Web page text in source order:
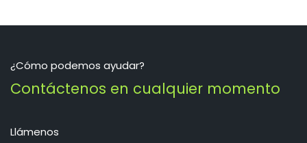
¿Cómo podemos ayudar?
Contáctenos en cualquier momento
Llámenos